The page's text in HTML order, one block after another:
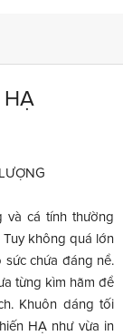
HẠ
và cá tính thường
không quá lớn
chứa đáng nể.
từng kìm hãm để
Khuôn dáng tối
HẠ như vừa in